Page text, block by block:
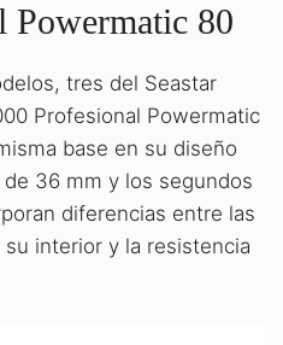
Powermatic 80
tres del Seastar
Profesional Powermatic
base en su diseño
36 mm y los segundos
diferencias entre las
interior y la resistencia